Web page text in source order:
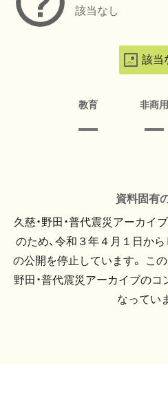
該当なし
該当
教育 非商用
資料固有
久慈・野田・普代震災アーカイ
のため、令和３年４月１日か
の公開を停止しています。 この
野田・普代震災アーカイブのコ
なってい